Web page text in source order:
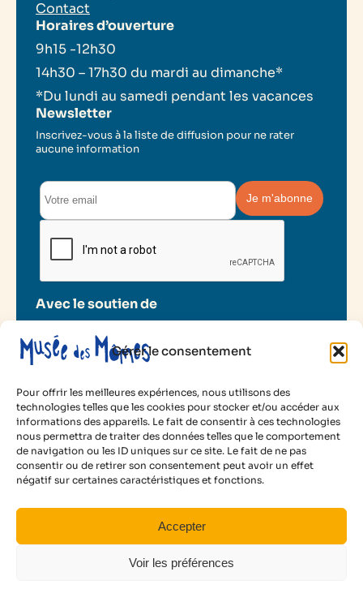
Gérer le consentement
Pour offrir les meilleures expériences, nous utilisons des
technologies telles que les cookies pour stocker et/ou accéder aux
informations des appareils. Le fait de consentir à ces technologies
nous permettra de traiter des données telles que le comportement
de navigation ou les ID uniques sur ce site. Le fait de ne pas
consentir ou de retirer son consentement peut avoir un effet
négatif sur certaines caractéristiques et fonctions.
Accepter
Voir les préférences
10 €
Voir les disponibilités
Contact
Horaires d’ouverture
9h15 -12h30
14h30 – 17h30 du mardi au dimanche*
*Du lundi au samedi pendant les vacances
Newsletter
Inscrivez-vous à la liste de diffusion pour ne rater
aucune information
Avec le soutien de
2025 Musée des Mômes
Mentions légales
Politique de cookies
Conditions d’utilisation
Facebook
Instagram
LinkedIn
YouTube